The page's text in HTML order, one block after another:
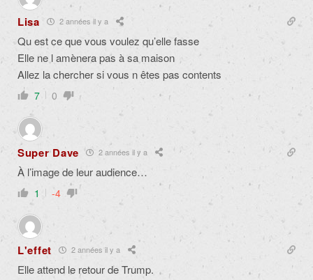
Lisa 2 années il y a
Qu est ce que vous voulez qu’elle fasse
Elle ne l amènera pas à sa maison
Allez la chercher si vous n êtes pas contents
7 0
Super Dave 2 années il y a
À l’image de leur audience…
1 -4
L'effet 2 années il y a
Elle attend le retour de Trump.